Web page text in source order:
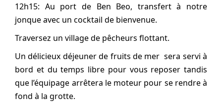
12h15: Au port de Ben Beo, transfert à notre
jonque avec un cocktail de bienvenue.
Traversez un village de pêcheurs flottant.
Un délicieux déjeuner de fruits de mer sera servi à
bord et du temps libre pour vous reposer tandis
que l’équipage arrêtera le moteur pour se rendre à
fond à la grotte.